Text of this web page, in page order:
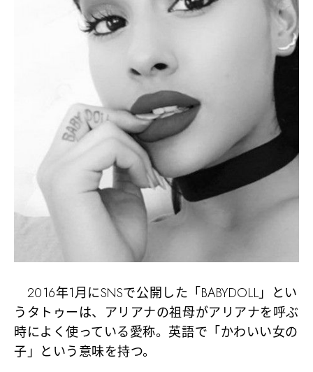
2016年1月にSNSで公開した「BABYDOLL」とい
うタトゥーは、アリアナの祖母がアリアナを呼ぶ
時によく使っている愛称。英語で「かわいい女の
子」という意味を持つ。